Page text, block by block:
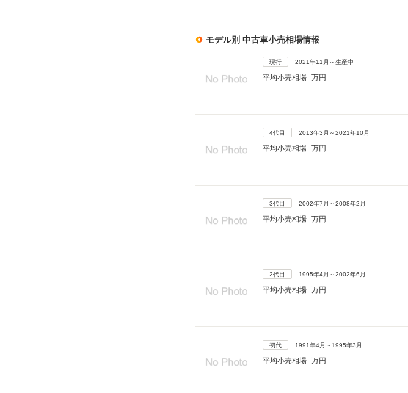
モデル別 中古車小売相場情報
現行 2021年11月～生産中
平均小売相場 万円
4代目 2013年3月～2021年10月
平均小売相場 万円
3代目 2002年7月～2008年2月
平均小売相場 万円
2代目 1995年4月～2002年6月
平均小売相場 万円
初代 1991年4月～1995年3月
平均小売相場 万円